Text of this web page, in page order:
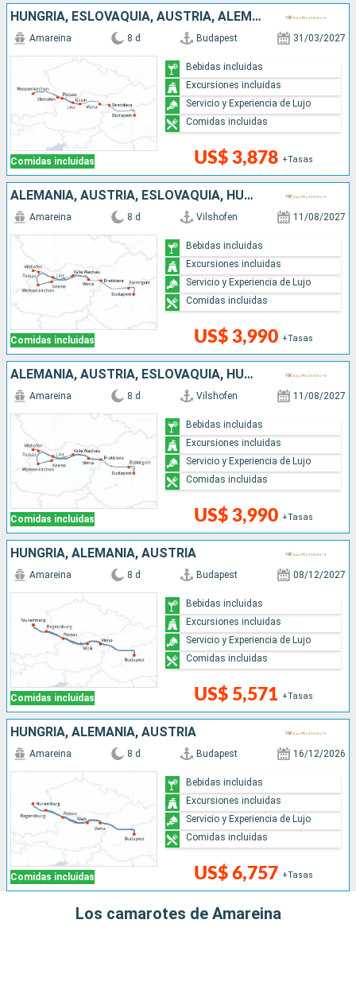
HUNGRÍA, ESLOVAQUIA, AUSTRIA, ALEMANIA
Comidas incluidas
Amareina 8 d Budapest 31/03/2027
US$ 3,878 +Tasas
Bebidas incluidas
Excursiones incluidas
Servicio y Experiencia de Lujo
Comidas incluidas
ALEMANIA, AUSTRIA, ESLOVAQUIA, HUNGRÍA
Comidas incluidas
Amareina 8 d Vilshofen 11/08/2027
US$ 3,990 +Tasas
Bebidas incluidas
Excursiones incluidas
Servicio y Experiencia de Lujo
Comidas incluidas
ALEMANIA, AUSTRIA, ESLOVAQUIA, HUNGRÍA
Comidas incluidas
Amareina 8 d Vilshofen 11/08/2027
US$ 3,990 +Tasas
Bebidas incluidas
Excursiones incluidas
Servicio y Experiencia de Lujo
Comidas incluidas
HUNGRÍA, ALEMANIA, AUSTRIA
Comidas incluidas
Amareina 8 d Budapest 08/12/2027
US$ 5,571 +Tasas
Bebidas incluidas
Excursiones incluidas
Servicio y Experiencia de Lujo
Comidas incluidas
HUNGRÍA, ALEMANIA, AUSTRIA
Comidas incluidas
Amareina 8 d Budapest 16/12/2026
US$ 6,757 +Tasas
Bebidas incluidas
Excursiones incluidas
Servicio y Experiencia de Lujo
Comidas incluidas
Los camarotes de Amareina